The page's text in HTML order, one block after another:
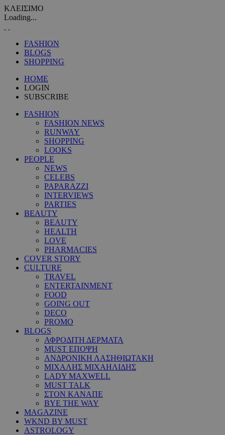
ΚΛΕΙΣΙΜΟ
Loading...
FASHION
BLOGS
SHOPPING
HOME
LOGIN
SUBSCRIBE
FASHION
FASHION NEWS
RUNWAY
SHOPPING
LOOKS
PEOPLE
NEWS
CELEBS
PAPARAZZI
INTERVIEWS
PARTIES
BEAUTY
BEAUTY
HEALTH
LOVE
PHARMACIES
COVER STORY
CULTURE
TRAVEL
ENTERTAINMENT
FOOD
GOING OUT
DECO
PROMO
BLOGS
ΑΦΡΟΔΙΤΗ ΔΕΡΜΑΤΑ
MUST ΕΠΟΨΗ
ΑΝΔΡΟΝΙΚΗ ΛΑΣΗΘΙΩΤΑΚΗ
ΜΙΧΑΛΗΣ ΜΙΧΑΗΛΙΔΗΣ
LADY MAXWELL
MUST TALK
ΣΤΟΝ ΚΑΝΑΠΕ
BYE THE WAY
MAGAZINE
WKND BY MUST
ASTROLOGY